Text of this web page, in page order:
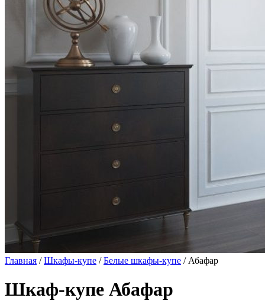
Главная /Шкафы-купе /Белые шкафы-купе / Абафар
Шкаф-купе Абафар